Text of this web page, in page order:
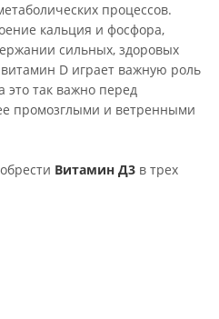
процессов.
кальция и фосфора,
сильных, здоровых
D играет важную роль
это так важно перед
промозглыми и ветренными
Витамин Д3 в трех